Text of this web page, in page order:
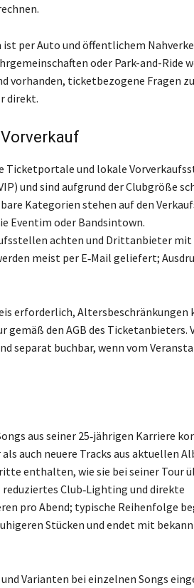
per Auto und öffentlichem
oder Park-and-Ride
vorhanden, ticketbezogene Fragen
direkt.
Ticketportale und lokale
und sind aufgrund der Clubgröße
Kategorien stehen auf den
Eventim oder Bandsintown.
achten und Drittanbieter
meist per E‑Mail geliefert;
erforderlich, Altersbeschränkungen
den AGB des Ticketanbieters.
separat buchbar, wenn vom
aus seiner 25‑jährigen Karriere
auch neuere Tracks aus aktuellen
enthalten, wie sie bei seiner Tour
Club‑Lighting und direkte
pro Abend; typische Reihenfolge
Stücken und endet mit
Varianten bei einzelnen Songs